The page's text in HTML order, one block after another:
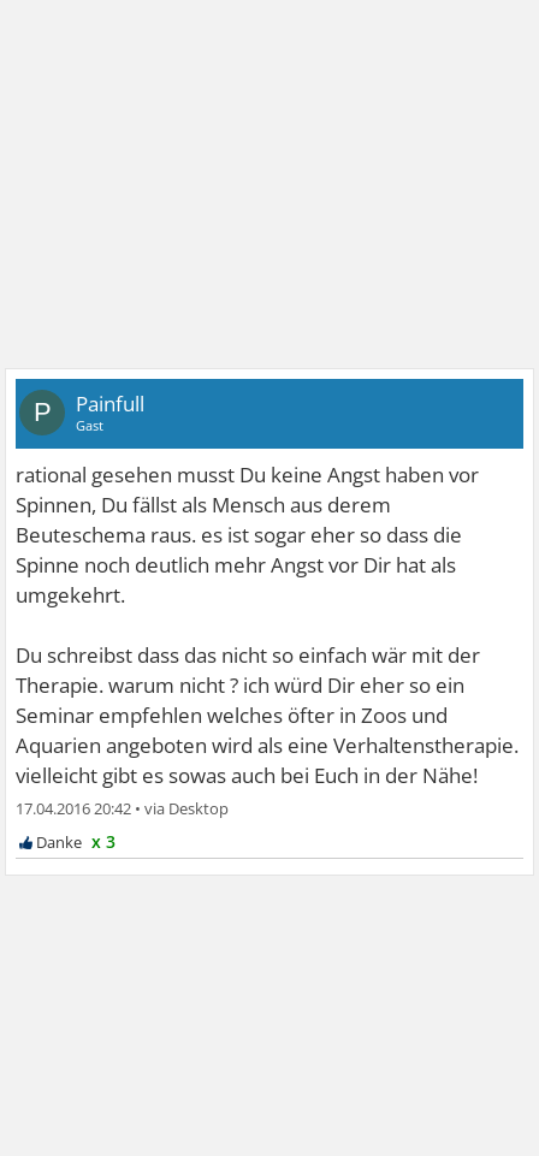
P Painfull
Gast
rational gesehen musst Du keine Angst haben vor
Spinnen, Du fällst als Mensch aus derem
Beuteschema raus. es ist sogar eher so dass die
Spinne noch deutlich mehr Angst vor Dir hat als
umgekehrt.
Du schreibst dass das nicht so einfach wär mit der
Therapie. warum nicht ? ich würd Dir eher so ein
Seminar empfehlen welches öfter in Zoos und
Aquarien angeboten wird als eine Verhaltenstherapie.
vielleicht gibt es sowas auch bei Euch in der Nähe!
17.04.2016 20:42 •
x 3